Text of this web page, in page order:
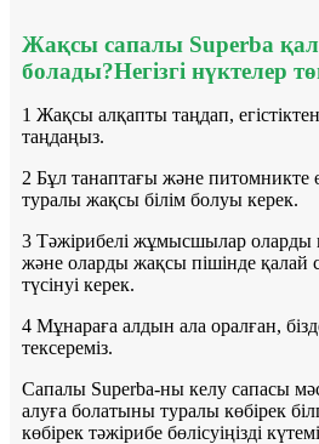
Жақсы сапалы Superba
болады?Негізгі нүктелер
1 Жақсы алқапты таңдап,
таңдаңыз.
2 Бұл танаптағы және питомникте
туралы жақсы білім болуы керек.
3 Тәжірибелі жұмысшылар оларды
және оларды жақсы пішінде қалай
түсінуі керек.
4 Мұнараға алдын ала оралған,
тексереміз.
Сапалы Superba-ны келу сапасы
алуға болатыны туралы көбірек
көбірек тәжірибе бөлісуіңізді